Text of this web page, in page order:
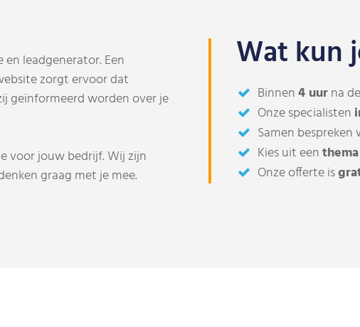
leadgenerator. Een
zorgt ervoor dat
geïnformeerd worden over je
voor jouw bedrijf. Wij zijn
graag met je mee.
Wat kun
Binnen4 uurna
Onze specialisten
Samen
Kies uit eenthema
Onze offerte is